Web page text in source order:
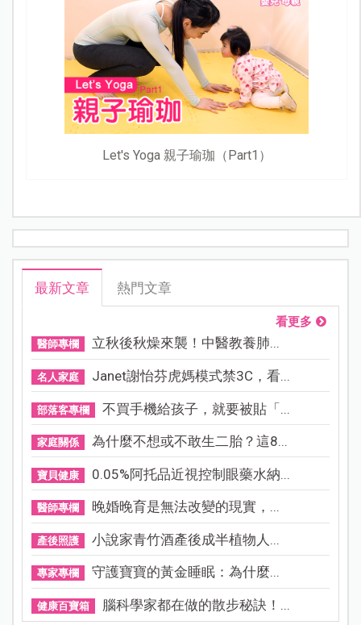
Let's Yoga 親子瑜珈（Part1）
最新文章 熱門文章
看更多
醫師專欄 立秋後秋燥來襲！中醫教養肺...
名人家庭 Janet謝怡芬虎媽模式禁3C，看...
部落客專欄 不買手機給孩子，就要被貼「...
家庭關係 為什麼不想或不敢生二胎？這8...
寶貝健康 0.05%阿托品近視控制眼藥水納...
醫師專欄 晚婚晚育是無法改變的現實，...
產後照護 小說家青竹酒產後成半植物人...
專家專欄 守護寶寶的黃金睡眠：為什麼...
健康百寶箱 腦科學家都在做的散步秘訣！...